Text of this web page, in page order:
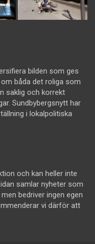
bilden som ges
båda det roliga som
saklig och korrekt
Sundbybergsnytt har
i lokalpolitiska
och kan heller inte
samlar nyheter som
bedriver ingen egen
vi därför att